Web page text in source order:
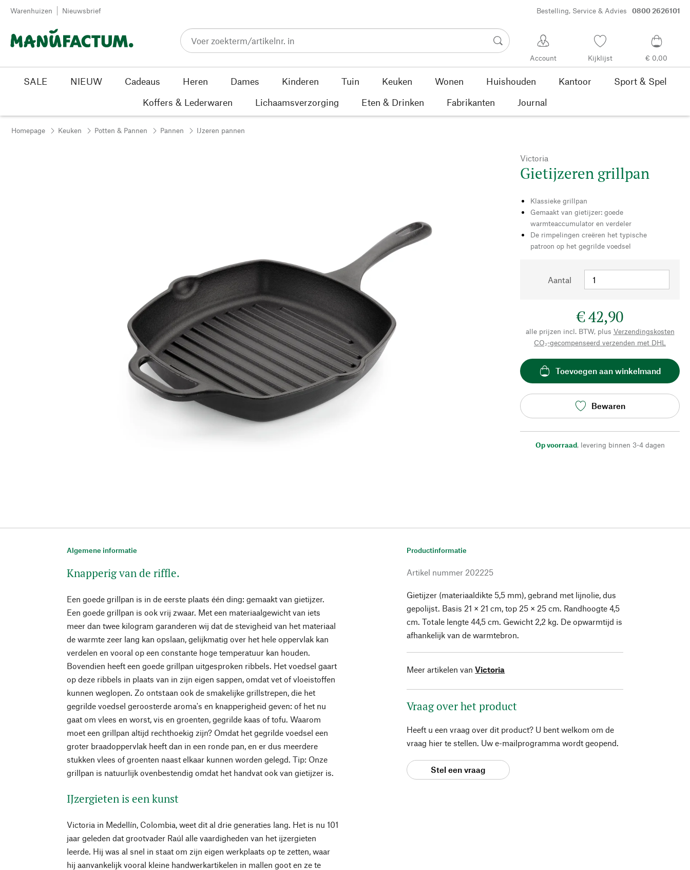
Passer au contenu
Warenhuizen Nieuwsbrief Bestelling, Service & Advies 0800 2626101
Account Kijklijst € 0,00
SALE NIEUW Cadeaus Heren Dames Kinderen Tuin Keuken Wonen Huishouden Kantoor
Sport & Spel
Koffers & Lederwaren
Lichaamsverzorging Eten & Drinken Fabrikanten Journal
Homepage Keuken Potten & Pannen Pannen IJzeren pannen
Victoria
Gietijzeren grillpan
Klassieke grillpan
Gemaakt van gietijzer: goede
warmteaccumulator en verdeler
De rimpelingen creëren het typische
patroon op het gegrilde voedsel
Aantal
€ 42,90
alle prijzen incl. BTW, plus Verzendingskosten
CO₂-gecompenseerd verzenden met DHL
Toevoegen aan winkelmand
Bewaren
Op voorraad, levering binnen 3-4 dagen
Algemene informatie
Knapperig van de riffle.
Een goede grillpan is in de eerste plaats één ding: gemaakt van gietijzer.
Een goede grillpan is ook vrij zwaar. Met een materiaalgewicht van iets
meer dan twee kilogram garanderen wij dat de stevigheid van het materiaal
de warmte zeer lang kan opslaan, gelijkmatig over het hele oppervlak kan
verdelen en vooral op een constante hoge temperatuur kan houden.
Bovendien heeft een goede grillpan uitgesproken ribbels. Het voedsel gaart
op deze ribbels in plaats van in zijn eigen sappen, omdat vet of vloeistoffen
kunnen weglopen. Zo ontstaan ook de smakelijke grillstrepen, die het
gegrilde voedsel geroosterde aroma's en knapperigheid geven: of het nu
gaat om vlees en worst, vis en groenten, gegrilde kaas of tofu. Waarom
moet een grillpan altijd rechthoekig zijn? Omdat het gegrilde voedsel een
groter braadoppervlak heeft dan in een ronde pan, en er dus meerdere
stukken vlees of groenten naast elkaar kunnen worden gelegd. Tip: Onze
grillpan is natuurlijk ovenbestendig omdat het handvat ook van gietijzer is.
IJzergieten is een kunst
Victoria in Medellín, Colombia, weet dit al drie generaties lang. Het is nu 101
jaar geleden dat grootvader Raúl alle vaardigheden van het ijzergieten
leerde. Hij was al snel in staat om zijn eigen werkplaats op te zetten, waar
hij aanvankelijk vooral kleine handwerkartikelen in mallen goot en ze te
Productinformatie
Artikel nummer 202225
Gietijzer (materiaaldikte 5,5 mm), gebrand met lijnolie, dus
gepolijst. Basis 21 × 21 cm, top 25 × 25 cm. Randhoogte 4,5
cm. Totale lengte 44,5 cm. Gewicht 2,2 kg. De opwarmtijd is
afhankelijk van de warmtebron.
Meer artikelen van Victoria
Vraag over het product
Heeft u een vraag over dit product? U bent welkom om de
vraag hier te stellen. Uw e-mailprogramma wordt geopend.
Stel een vraag